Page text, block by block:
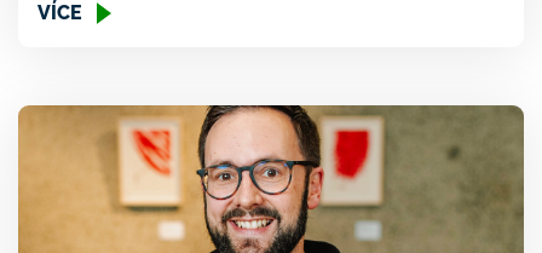
životem, když on vás nadchne,“ říká v nové epizodě
transformace Martina […]
VÍCE